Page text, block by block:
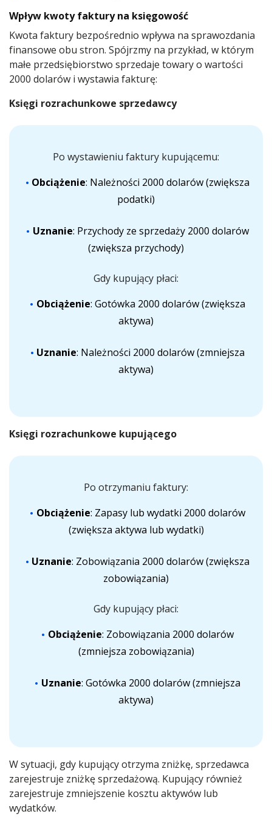
Wpływ kwoty faktury na księgowość
Kwota faktury bezpośrednio wpływa na sprawozdania
finansowe obu stron. Spójrzmy na przykład, w którym
małe przedsiębiorstwo sprzedaje towary o wartości
2000 dolarów i wystawia fakturę:
Księgi rozrachunkowe sprzedawcy
Po wystawieniu faktury kupującemu:
Obciążenie: Należności 2000 dolarów (zwiększa
podatki)
Uznanie: Przychody ze sprzedaży 2000 dolarów
(zwiększa przychody)
Gdy kupujący płaci:
Obciążenie: Gotówka 2000 dolarów (zwiększa
aktywa)
Uznanie: Należności 2000 dolarów (zmniejsza
aktywa)
Księgi rozrachunkowe kupującego
Po otrzymaniu faktury:
Obciążenie: Zapasy lub wydatki 2000 dolarów
(zwiększa aktywa lub wydatki)
Uznanie: Zobowiązania 2000 dolarów (zwiększa
zobowiązania)
Gdy kupujący płaci:
Obciążenie: Zobowiązania 2000 dolarów
(zmniejsza zobowiązania)
Uznanie: Gotówka 2000 dolarów (zmniejsza
aktywa)
W sytuacji, gdy kupujący otrzyma zniżkę, sprzedawca
zarejestruje zniżkę sprzedażową. Kupujący również
zarejestruje zmniejszenie kosztu aktywów lub
wydatków.